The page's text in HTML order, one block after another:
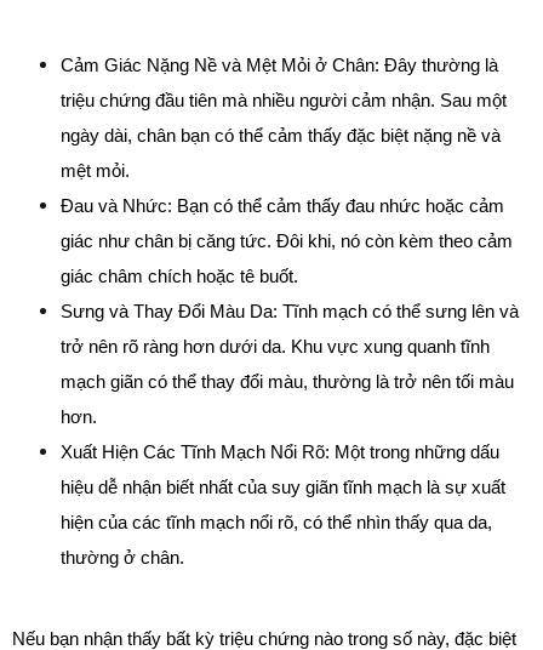
Cảm Giác Nặng Nề và Mệt Mỏi ở Chân: Đây thường là
triệu chứng đầu tiên mà nhiều người cảm nhận. Sau một
ngày dài, chân bạn có thể cảm thấy đặc biệt nặng nề và
mệt mỏi.
Đau và Nhức: Bạn có thể cảm thấy đau nhức hoặc cảm
giác như chân bị căng tức. Đôi khi, nó còn kèm theo cảm
giác châm chích hoặc tê buốt.
Sưng và Thay Đổi Màu Da: Tĩnh mạch có thể sưng lên và
trở nên rõ ràng hơn dưới da. Khu vực xung quanh tĩnh
mạch giãn có thể thay đổi màu, thường là trở nên tối màu
hơn.
Xuất Hiện Các Tĩnh Mạch Nổi Rõ: Một trong những dấu
hiệu dễ nhận biết nhất của suy giãn tĩnh mạch là sự xuất
hiện của các tĩnh mạch nổi rõ, có thể nhìn thấy qua da,
thường ở chân.
Nếu bạn nhận thấy bất kỳ triệu chứng nào trong số này, đặc biệt